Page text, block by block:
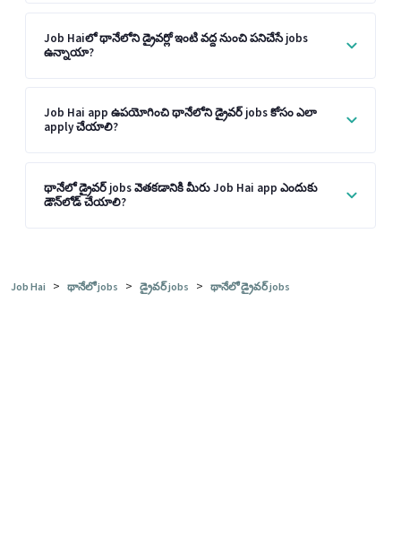
Job Haiలో థానేలోని డ్రైవర్లో ఇంటి వద్ద నుంచి పనిచేసే jobs
ఉన్నాయా?
Job Hai app ఉపయోగించి థానేలోని డ్రైవర్ jobs కోసం ఎలా
apply చేయాలి?
థానేలో డ్రైవర్ jobs వెతకడానికి మీరు Job Hai app ఎందుకు
డౌన్‌లోడ్ చేయాలి?
Job Hai > థానేలో jobs > డ్రైవర్ jobs > థానేలో డ్రైవర్ jobs